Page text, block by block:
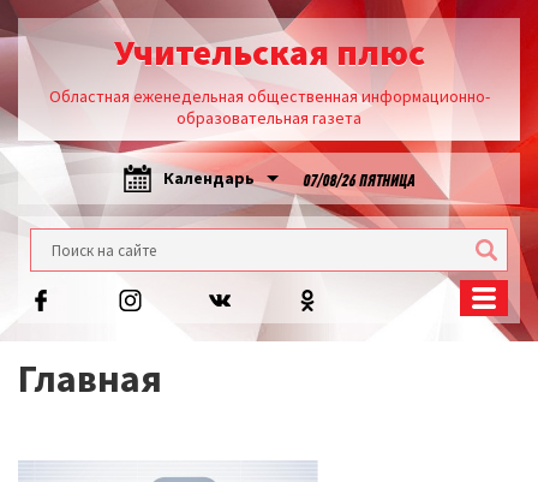
Учительская плюс
Областная еженедельная общественная информационно-
образовательная газета
Календарь 07/08/26 ПЯТНИЦА
Главная